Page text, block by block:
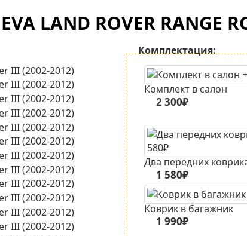
LAND ROVER RANGE
Комплектация:
Комплект в салон
2 300₽
Два передних
1 580₽
Коврик в багажник
1 990₽